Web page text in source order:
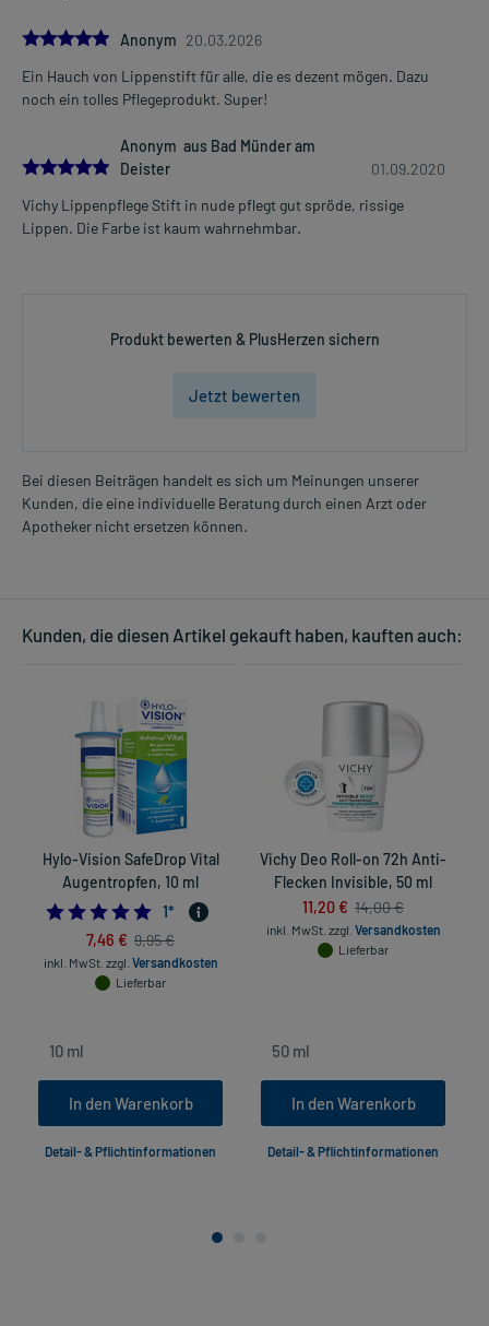
5.0Anonym 20.03.2026
Ein Hauch von Lippenstift für alle, die es dezent mögen. Dazu
noch ein tolles Pflegeprodukt. Super!
5.0
Anonym aus Bad Münder am
Deister
01.09.2020
Vichy Lippenpflege Stift in nude pflegt gut spröde, rissige
Lippen. Die Farbe ist kaum wahrnehmbar.
Produkt bewerten & PlusHerzen sichern
Jetzt bewerten
Bei diesen Beiträgen handelt es sich um Meinungen unserer
Kunden, die eine individuelle Beratung durch einen Arzt oder
Apotheker nicht ersetzen können.
Kunden, die diesen Artikel gekauft haben, kauften auch:
Hylo-Vision SafeDrop Vital
Augentropfen, 10 ml
5.0
1*
7,46 € 9,95 €
inkl. MwSt. zzgl. Versandkosten
Lieferbar
In den Warenkorb
Detail- & Pflichtinformationen
Vichy Deo Roll-on 72h Anti-
Flecken Invisible, 50 ml
11,20 € 14,00 €
inkl. MwSt. zzgl. Versandkosten
Lieferbar
In den Warenkorb
Detail- & Pflichtinformationen